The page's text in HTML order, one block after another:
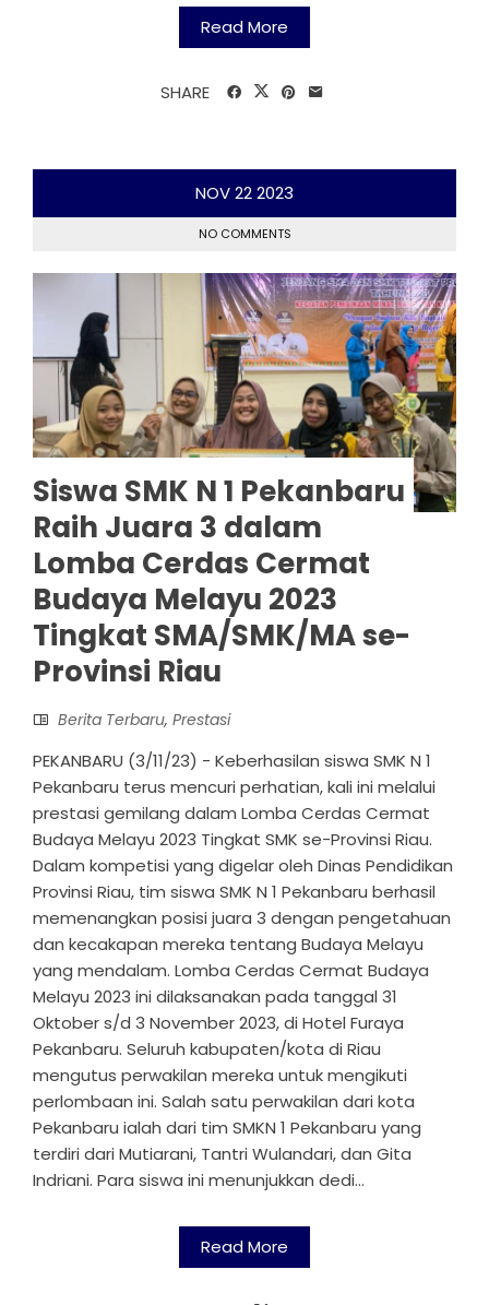
Read More
SHARE
NOV222023
NO COMMENTS
Siswa SMK N 1 Pekanbaru
Raih Juara 3 dalam
Lomba Cerdas Cermat
Budaya Melayu 2023
Tingkat SMA/SMK/MA se-
Provinsi Riau
Berita Terbaru, Prestasi
PEKANBARU (3/11/23) - Keberhasilan siswa SMK N 1
Pekanbaru terus mencuri perhatian, kali ini melalui
prestasi gemilang dalam Lomba Cerdas Cermat
Budaya Melayu 2023 Tingkat SMK se-Provinsi Riau.
Dalam kompetisi yang digelar oleh Dinas Pendidikan
Provinsi Riau, tim siswa SMK N 1 Pekanbaru berhasil
memenangkan posisi juara 3 dengan pengetahuan
dan kecakapan mereka tentang Budaya Melayu
yang mendalam. Lomba Cerdas Cermat Budaya
Melayu 2023 ini dilaksanakan pada tanggal 31
Oktober s/d 3 November 2023, di Hotel Furaya
Pekanbaru. Seluruh kabupaten/kota di Riau
mengutus perwakilan mereka untuk mengikuti
perlombaan ini. Salah satu perwakilan dari kota
Pekanbaru ialah dari tim SMKN 1 Pekanbaru yang
terdiri dari Mutiarani, Tantri Wulandari, dan Gita
Indriani. Para siswa ini menunjukkan dedi...
Read More